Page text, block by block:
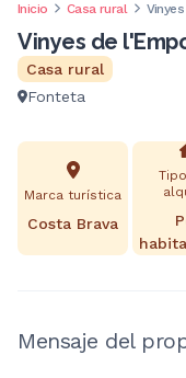
Inicio Casa rural
Vinyes de
Casa rural
Fonteta
Marca turística
Costa Brava
Mensaje del